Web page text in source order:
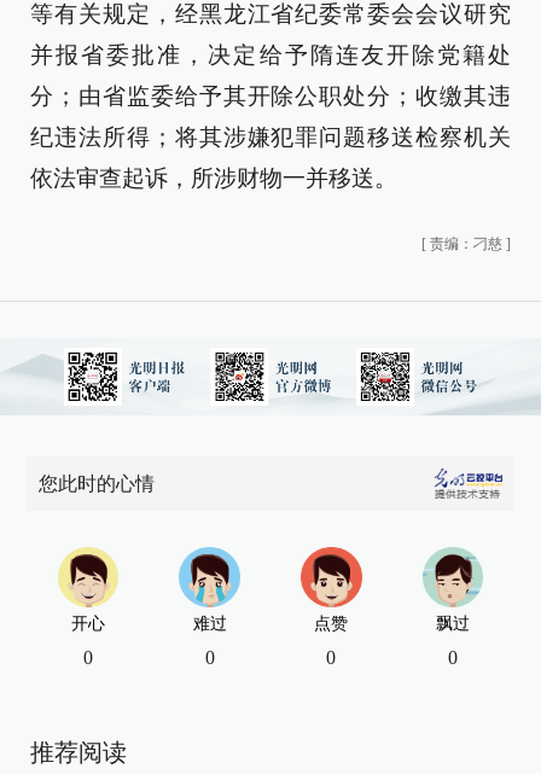
等有关规定，经黑龙江省纪委常委会会议研究
并报省委批准，决定给予隋连友开除党籍处
分；由省监委给予其开除公职处分；收缴其违
纪违法所得；将其涉嫌犯罪问题移送检察机关
依法审查起诉，所涉财物一并移送。
[ 责编：刁慈 ]
您此时的心情
开心
0
难过
0
点赞
0
飘过
0
推荐阅读